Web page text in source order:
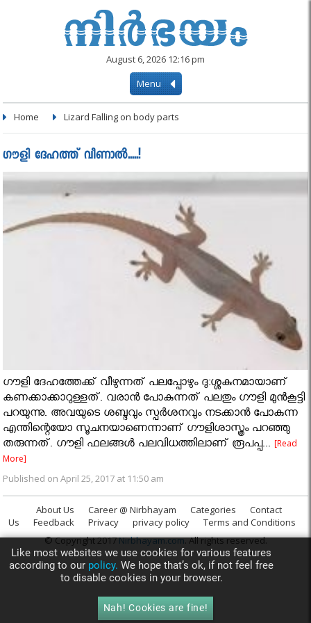
August 6, 2026 12:16 pm
Menu
Home Lizard Falling on body parts
ഗൗളി ദേഹത്ത് വീണാൽ.....!
ഗൗളി ദേഹത്തേക്ക് വീഴുന്നത് പലപ്പോഴും ദു:ശ്ശകുനമായാണ്
കണക്കാക്കാറുള്ളത്. വരാൻ പോകുന്നത് പലതും ഗൗളി മുൻകൂട്ടി
പറയുന്നു. അവയുടെ ശബ്ദവും സ്പർശനവും നടക്കാന്‍ പോകുന്ന
എന്തിന്റെയോ സൂചനയാണെന്നാണ് ഗൗളിശാസ്ത്രം പറഞ്ഞു
തരുന്നത്. ഗൗളി ഫലങ്ങൾ പലവിധത്തിലാണ് രൂപപ്പ...[Read
More]
Published on April 25, 2017 at 11:50 am
About Us Career @ Nirbhayam Categories
Contact
Us
Feedback Privacy privacy policy
Terms and Conditions
© Copyright 2017Nirbhayam.com. All rights reserved.
Like most websites we use cookies for various features
according to our policy. We hope that’s ok, if not feel free
to disable cookies in your browser.
Nah! Cookies are fine!